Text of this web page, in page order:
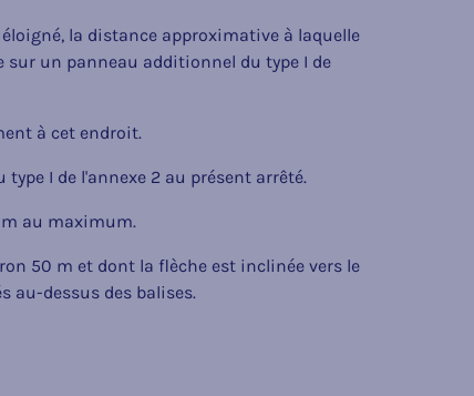
la distance approximative à laquelle
un panneau additionnel du type I de
à cet endroit.
I de l'annexe 2 au présent arrêté.
m au maximum.
50 m et dont la flèche est inclinée vers le
au-dessus des balises.